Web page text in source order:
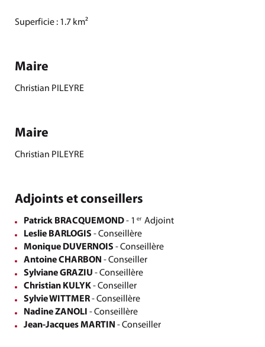
Superficie : 1.7 km²
Maire
Christian PILEYRE
Maire
Christian PILEYRE
Adjoints et conseillers
Patrick BRACQUEMOND- 1 er Adjoint
Leslie BARLOGIS - Conseillère
Monique DUVERNOIS - Conseillère
Antoine CHARBON - Conseiller
Sylviane GRAZIU - Conseillère
Christian KULYK- Conseiller
Sylvie WITTMER- Conseillère
Nadine ZANOLI - Conseillère
Jean-Jacques MARTIN - Conseiller